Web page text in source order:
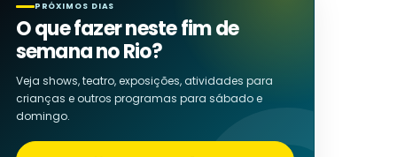
PRÓXIMOS DIAS
O que fazer neste fim de
semana no Rio?
Veja shows, teatro, exposições, atividades para
crianças e outros programas para sábado e
domingo.